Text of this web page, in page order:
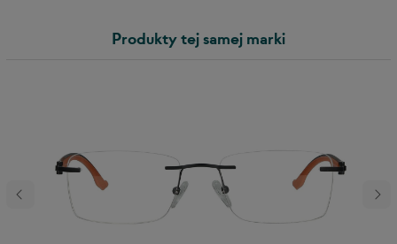
Produkty tej samej marki